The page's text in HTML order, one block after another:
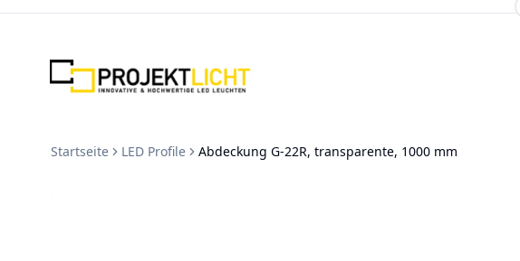
Zum Inhalt springen
Startseite LED Profile Abdeckung G-22R, transparente, 1000 mm